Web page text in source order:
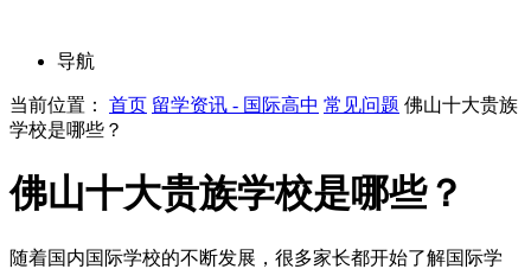
导航
当前位置： 首页 留学资讯 - 国际高中 常见问题 佛山十大贵族
学校是哪些？
佛山十大贵族学校是哪些？
随着国内国际学校的不断发展，很多家长都开始了解国际学